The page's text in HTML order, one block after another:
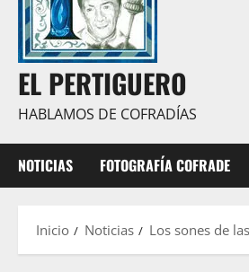
EL PERTIGUERO
HABLAMOS DE COFRADÍAS
NOTICIAS FOTOGRAFÍA COFRADE
Inicio Noticias Los sones de